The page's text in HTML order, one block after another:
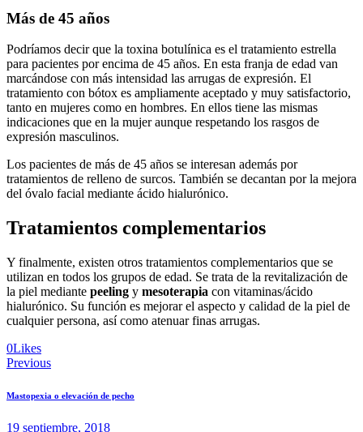
Más de 45 años
Podríamos decir que la toxina botulínica es el tratamiento estrella
para pacientes por encima de 45 años. En esta franja de edad van
marcándose con más intensidad las arrugas de expresión. El
tratamiento con bótox es ampliamente aceptado y muy satisfactorio,
tanto en mujeres como en hombres. En ellos tiene las mismas
indicaciones que en la mujer aunque respetando los rasgos de
expresión masculinos.
Los pacientes de más de 45 años se interesan además por
tratamientos de relleno de surcos. También se decantan por la mejora
del óvalo facial mediante ácido hialurónico.
Tratamientos complementarios
Y finalmente, existen otros tratamientos complementarios que se
utilizan en todos los grupos de edad. Se trata de la revitalización de
la piel mediante peeling y mesoterapia con vitaminas/ácido
hialurónico. Su función es mejorar el aspecto y calidad de la piel de
cualquier persona, así como atenuar finas arrugas.
0LikesTwitter
Facebook
Email
Copy
URL
clipboard
Navegación
de
Previous
Mastopexia o elevación de pecho
19 septiembre, 2018